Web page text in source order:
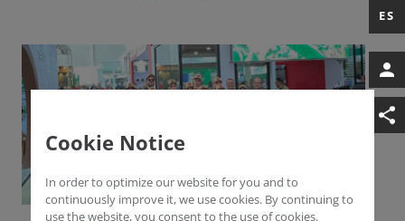
ES
Cookie Notice
In order to optimize our website for you and to
continuously improve it, we use cookies. By continuing to
use the website, you consent to the use of cookies.